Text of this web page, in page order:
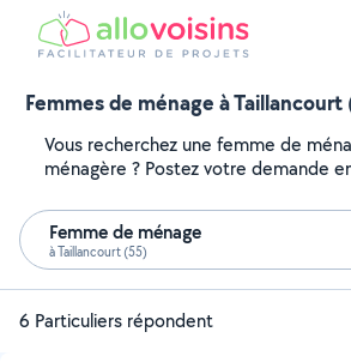
Femmes de ménage à
Vous recherchez une femme de
ménagère ? Postez votre demande
Femme de ménage
à Taillancourt (55)
6 Particuliers répondent